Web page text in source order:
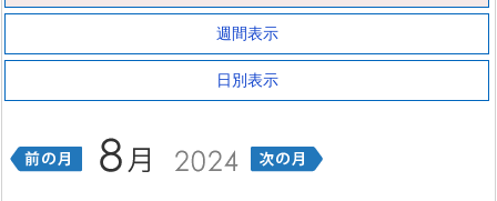
週間表示
日別表示